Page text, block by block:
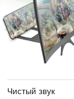
Чистый звук